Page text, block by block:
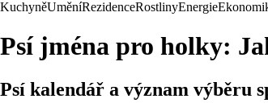
KuchyněUměníRezidenceRostlinyEnergie
Psí jména pro holky:
Psí kalendář a význam výběru